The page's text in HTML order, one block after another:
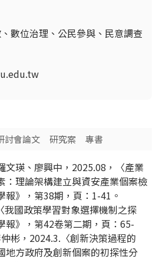
數位治理、公民參與、民意調查
討會論文 研究案 專書
文瑛、廖興中，2025.08，〈產業
：理論架構建立與資安產業個案檢
報》，第38期，頁：1-41。
我國政策學習對象選擇機制之探
報》，第42卷第二期，頁：65-
彬，2024.3.〈創新決策過程的
地方政府及創新個案的初探性分